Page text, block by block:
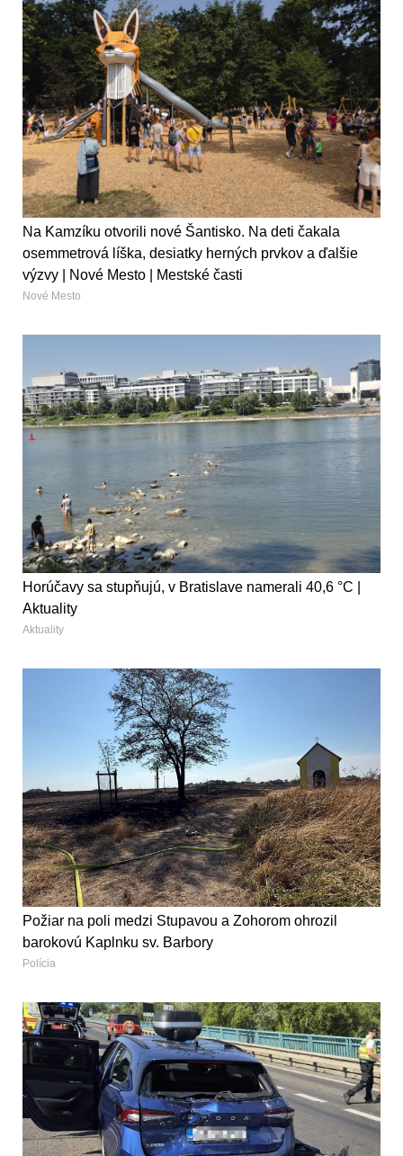
Na Kamzíku otvorili nové Šantisko. Na deti čakala
osemmetrová líška, desiatky herných prvkov a ďalšie
výzvy | Nové Mesto | Mestské časti
Nové Mesto
Horúčavy sa stupňujú, v Bratislave namerali 40,6 °C |
Aktuality
Aktuality
Požiar na poli medzi Stupavou a Zohorom ohrozil
barokovú Kaplnku sv. Barbory
Polícia